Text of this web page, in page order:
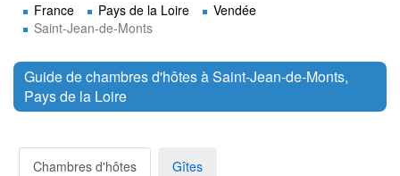
France
Pays de la Loire
Vendée
Saint-Jean-de-Monts
Guide de chambres d'hôtes à Saint-Jean-de-Monts,
Pays de la Loire
Chambres d'hôtes Gîtes
Rechercher